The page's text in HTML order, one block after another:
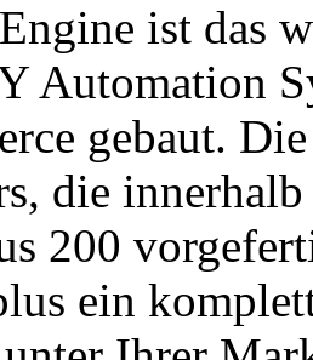
ist das
Automation
gebaut.
die
200
ein